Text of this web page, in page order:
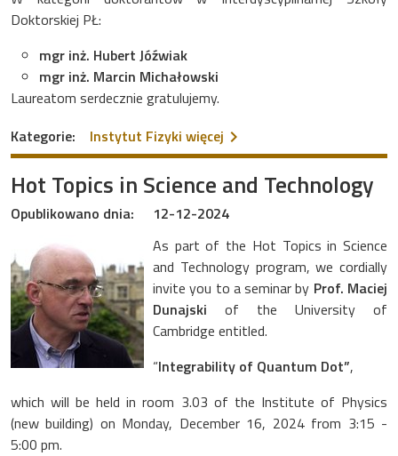
Doktorskiej PŁ:
mgr inż. Hubert Jóźwiak
mgr inż. Marcin Michałowski
Laureatom serdecznie gratulujemy.
Kategorie:
Instytut Fizyki więcej na temat Granty FU2N
Hot Topics in Science and Technology
Opublikowano dnia:
12-12-2024
As part of the Hot Topics in Science
and Technology program, we cordially
invite you to a seminar by Prof. Maciej
Dunajski of the University of
Cambridge entitled.
“Integrability of Quantum Dot”,
which will be held in room 3.03 of the Institute of Physics
(new building) on Monday, December 16, 2024 from 3:15 -
5:00 pm.